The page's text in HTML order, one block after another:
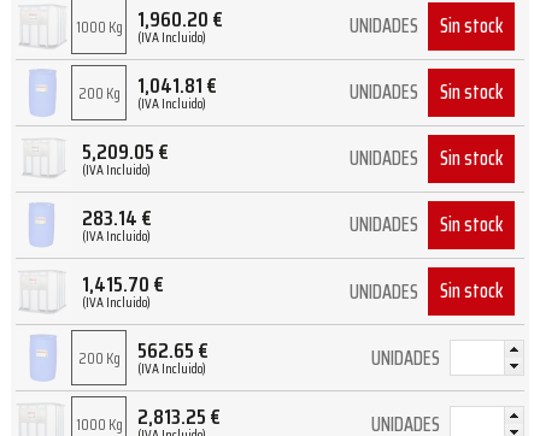
1000 Kg 1,960.20€
(IVA Incluido) UNIDADES Sin stock
200 Kg 1,041.81€
(IVA Incluido) UNIDADES Sin stock
5,209.05€
(IVA Incluido) UNIDADES Sin stock
283.14€
(IVA Incluido) UNIDADES Sin stock
1,415.70€
(IVA Incluido) UNIDADES Sin stock
200 Kg 562.65€
(IVA Incluido) UNIDADES
1000 Kg 2,813.25€ UNIDADES